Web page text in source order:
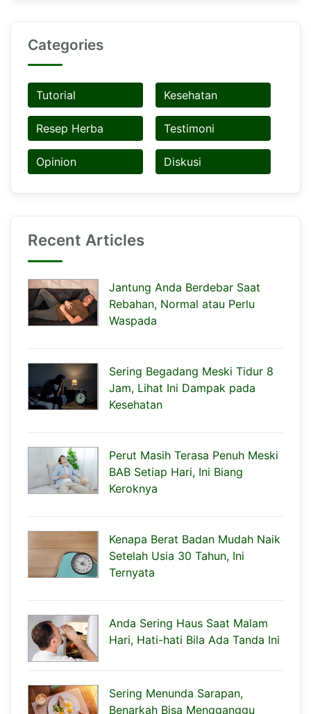
Categories
Tutorial Kesehatan
Resep Herba Testimoni
Opinion Diskusi
Recent Articles
Jantung Anda Berdebar Saat
Rebahan, Normal atau Perlu
Waspada
Sering Begadang Meski Tidur 8
Jam, Lihat Ini Dampak pada
Kesehatan
Perut Masih Terasa Penuh Meski
BAB Setiap Hari, Ini Biang
Keroknya
Kenapa Berat Badan Mudah Naik
Setelah Usia 30 Tahun, Ini
Ternyata
Anda Sering Haus Saat Malam
Hari, Hati-hati Bila Ada Tanda Ini
Sering Menunda Sarapan,
Benarkah Bisa Mengganggu